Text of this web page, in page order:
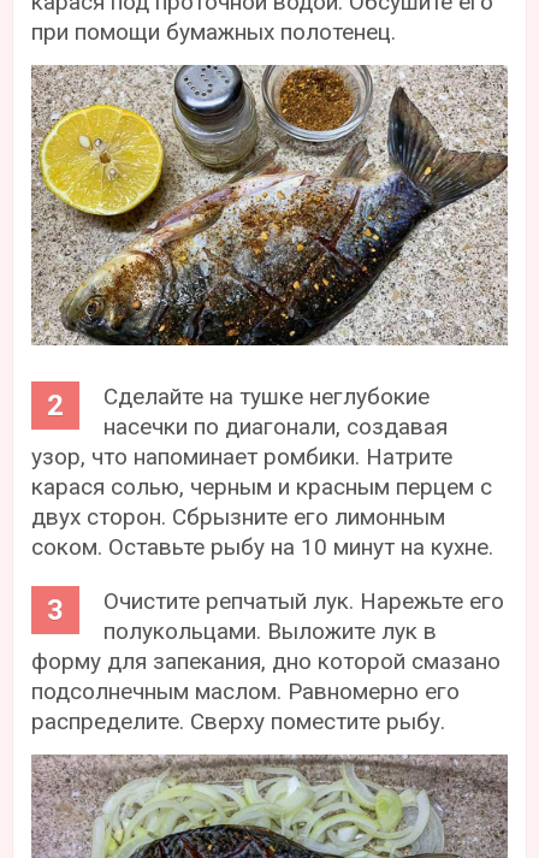
при помощи бумажных полотенец.
Сделайте на тушке неглубокие
насечки по диагонали, создавая
узор, что напоминает ромбики. Натрите
карася солью, черным и красным перцем с
двух сторон. Сбрызните его лимонным
соком. Оставьте рыбу на 10 минут на кухне.
Очистите репчатый лук. Нарежьте его
полукольцами. Выложите лук в
форму для запекания, дно которой смазано
подсолнечным маслом. Равномерно его
распределите. Сверху поместите рыбу.